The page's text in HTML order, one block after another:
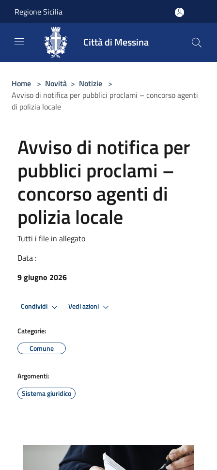
Regione Sicilia
Città di Messina
Home > Novità > Notizie >
Avviso di notifica per pubblici proclami – concorso agenti
di polizia locale
Avviso di notifica per
pubblici proclami –
concorso agenti di
polizia locale
Tutti i file in allegato
Data :
9 giugno 2026
Condividi Vedi azioni
Categorie:
Comune
Argomenti:
Sistema giuridico